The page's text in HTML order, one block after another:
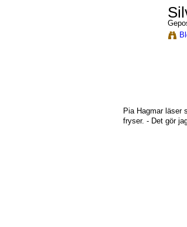
Pia Hagmar läser
fryser. - Det gör